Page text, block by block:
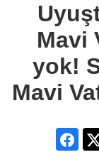
Mavi
yok!
Mavi